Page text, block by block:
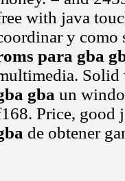
with java
y como
para gba
gba un
Price, good
de obtener